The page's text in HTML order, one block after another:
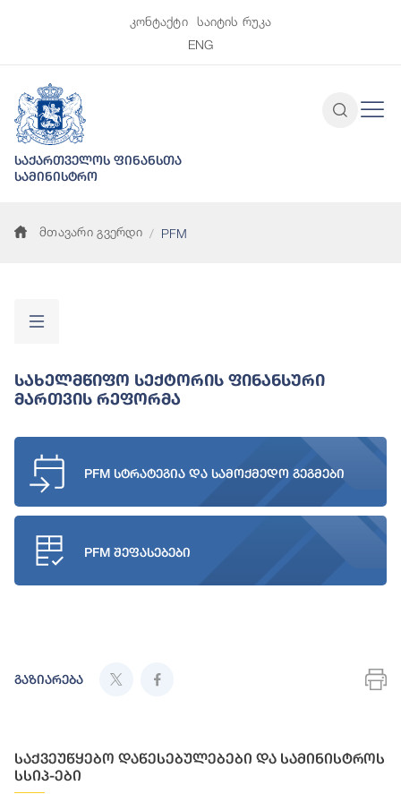
კონტაქტი
საიტის რუკა
ENG
საქართველოს ფინანსთა
სამინისტრო
მთავარი გვერდი PFM
Სახელმწიფო Სექტორის Ფინანსური
Მართვის Რეფორმა
PFM სტრატეგია და სამოქმედო გეგმები
PFM შეფასებები
გაზიარება
საქვეუწყებო დაწესებულებები და სამინისტროს
სსიპ-ები